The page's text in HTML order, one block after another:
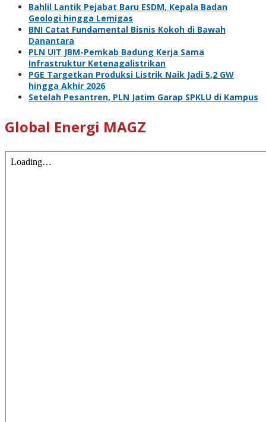
Bahlil Lantik Pejabat Baru ESDM, Kepala Badan
Geologi hingga Lemigas
BNI Catat Fundamental Bisnis Kokoh di Bawah
Danantara
PLN UIT JBM-Pemkab Badung Kerja Sama
Infrastruktur Ketenagalistrikan
PGE Targetkan Produksi Listrik Naik Jadi 5,2 GW
hingga Akhir 2026
Setelah Pesantren, PLN Jatim Garap SPKLU di Kampus
Global Energi MAGZ